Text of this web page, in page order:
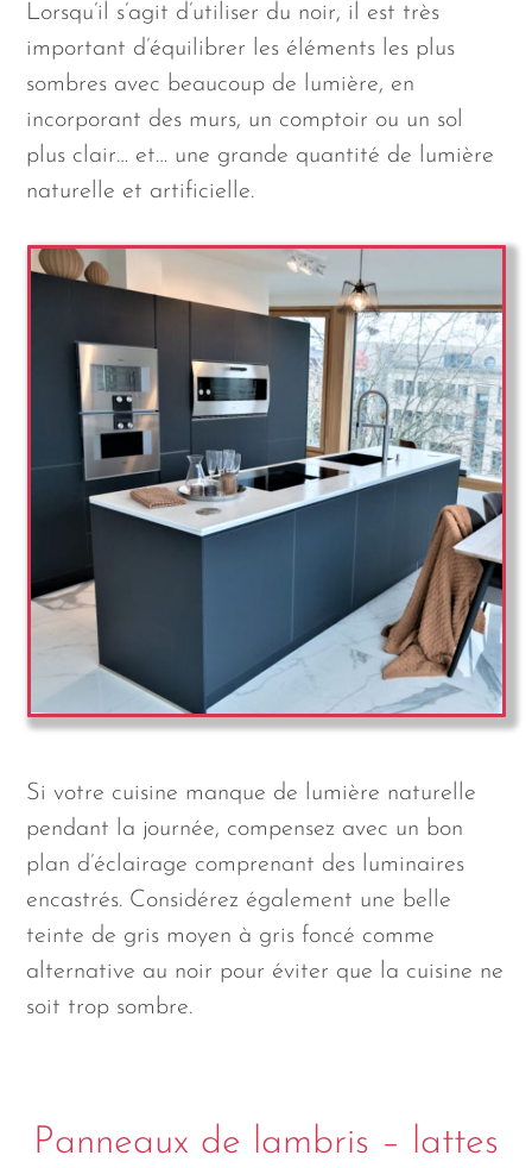
Lorsqu’il s’agit d’utiliser du noir, il est très
important d’équilibrer les éléments les plus
sombres avec beaucoup de lumière, en
incorporant des murs, un comptoir ou un sol
plus clair… et… une grande quantité de lumière
naturelle et artificielle.
Si votre cuisine manque de lumière naturelle
pendant la journée, compensez avec un bon
plan d’éclairage comprenant des luminaires
encastrés. Considérez également une belle
teinte de gris moyen à gris foncé comme
alternative au noir pour éviter que la cuisine ne
soit trop sombre.
Panneaux de lambris – lattes